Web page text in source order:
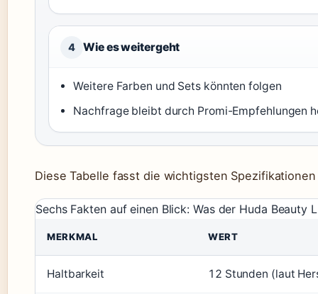
4 Wie es weitergeht
Weitere Farben und Sets könnten folgen
Nachfrage bleibt durch Promi-Empfehlungen
Diese Tabelle fasst die wichtigsten Spezifikationen
Sechs Fakten auf einen Blick: Was der Huda
MERKMAL WERT
Haltbarkeit 12 Stunden (laut